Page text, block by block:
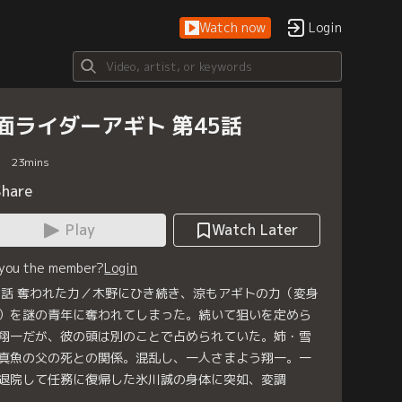
Watch now Login
ライダーアギト 第45話
23mins
Play
Watch Later
the member?Login
奪われた力／木野にひき続き、涼もアギトの力（変身
を謎の青年に奪われてしまった。続いて狙いを定めら
一だが、彼の頭は別のことで占められていた。姉・雪
魚の父の死との関係。混乱し、一人さまよう翔一。一
院して任務に復帰した氷川誠の身体に突如、変調